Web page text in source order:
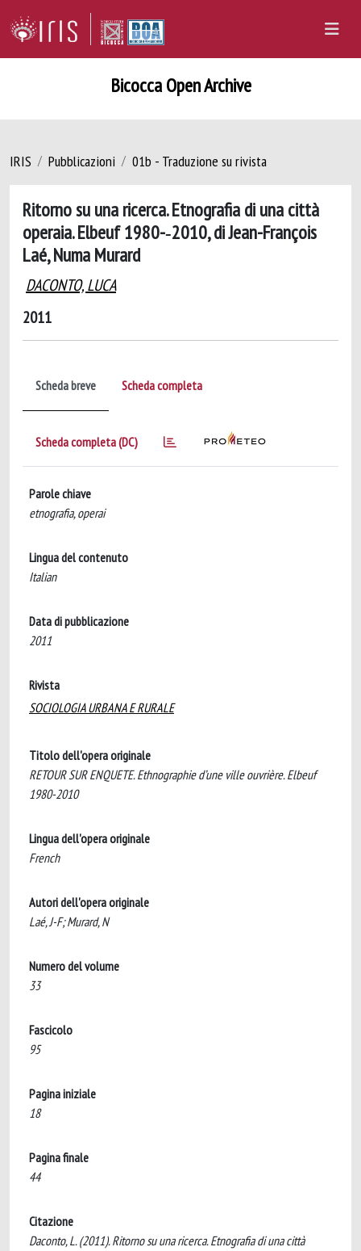
Bicocca Open Archive
IRIS Pubblicazioni 01b - Traduzione su rivista
Ritorno su una ricerca. Etnografia di una città
operaia. Elbeuf 1980-­‐2010, di Jean-­François
Laé, Numa Murard
DACONTO, LUCA
2011
Scheda breve Scheda completa
Scheda completa (DC)
Parole chiave
etnografia, operai
Lingua del contenuto
Italian
Data di pubblicazione
2011
Rivista
SOCIOLOGIA URBANA E RURALE
Titolo dell'opera originale
RETOUR SUR ENQUETE. Ethnographie d’une ville ouvrière. Elbeuf
1980-2010
Lingua dell'opera originale
French
Autori dell'opera originale
Laé, J-F; Murard, N
Numero del volume
33
Fascicolo
95
Pagina iniziale
18
Pagina finale
44
Citazione
Daconto, L. (2011). Ritorno su una ricerca. Etnografia di una città